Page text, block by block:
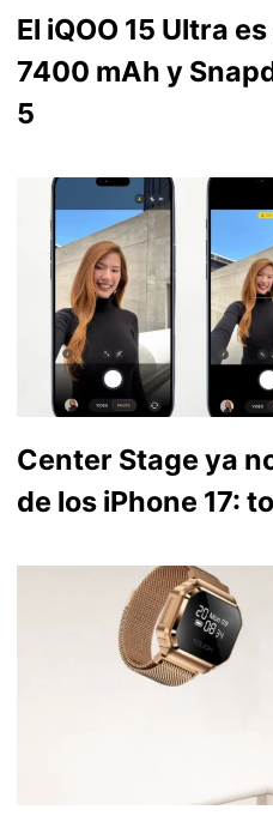
El iQOO 15 Ultra
7400 mAh y
5
Center Stage ya
de los iPhone 17: